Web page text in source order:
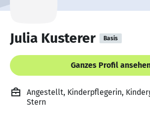
Julia Kusterer Basis
Ganzes Profil
Angestellt, Kinderpflegerin,
Stern